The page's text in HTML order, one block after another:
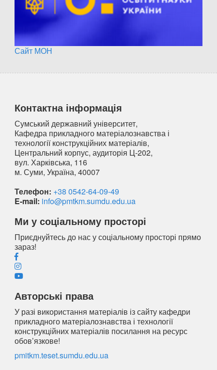
Сайт МОН
Контактна інформація
Сумський державний університет,
Кафедра прикладного матеріалознавства і
технології конструкційних матеріалів,
Центральний корпус, аудиторія Ц-202,
вул. Харківська, 116
м. Суми, Україна, 40007
Телефон: +38 0542-64-09-49
E-mail: info@pmtkm.sumdu.edu.ua
Ми у соціальному просторі
Приєднуйтесь до нас у соціальному просторі прямо
зараз!
Авторські права
У разі використання матеріалів із сайту кафедри
прикладного матеріалознавства і технології
конструкційних матеріалів посилання на ресурс
обов’язкове!
pmitkm.teset.sumdu.edu.ua